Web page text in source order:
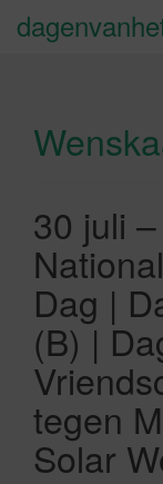
30 juli
Dag |
(B) |
tegen
Solar